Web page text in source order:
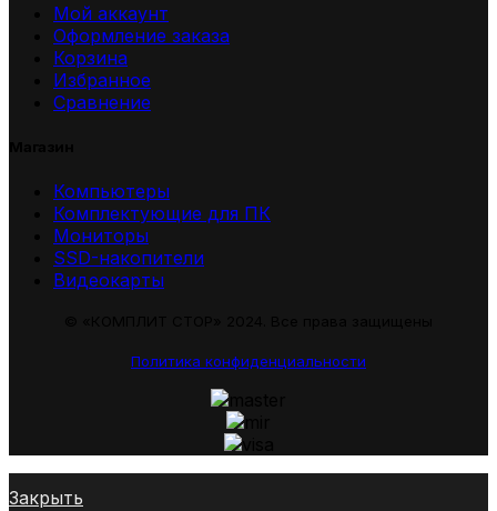
Мой аккаунт
Оформление заказа
Корзина
Избранное
Сравнение
Компьютеры
Комплектующие для ПК
Мониторы
SSD-накопители
Видеокарты
Политика конфиденциальности
Закрыть